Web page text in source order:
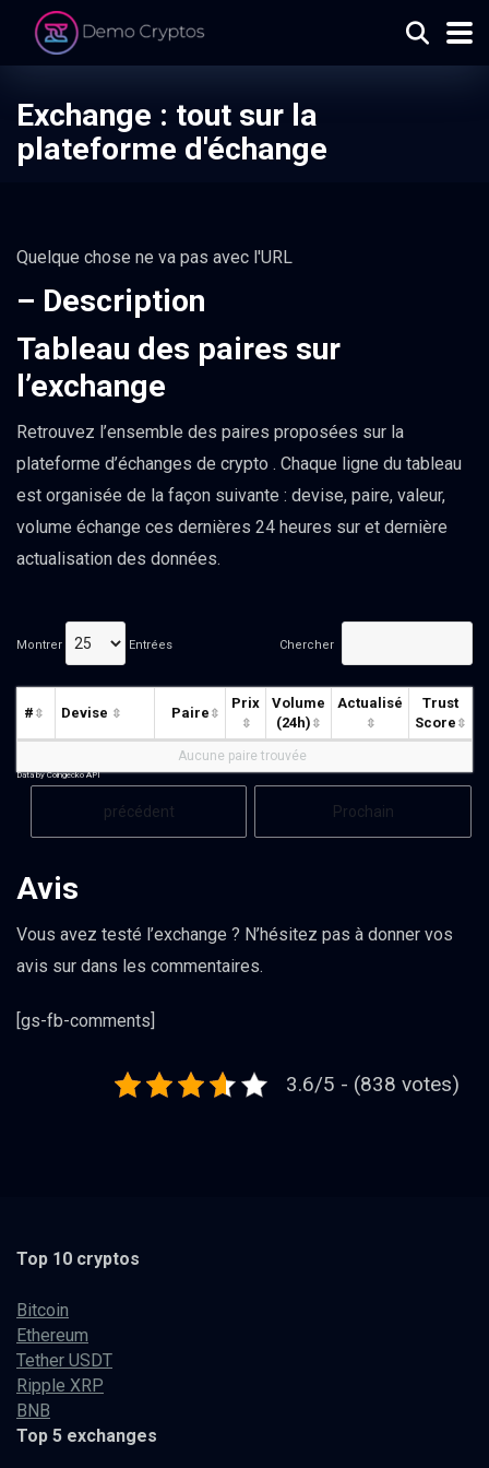
Exchange : tout sur la
plateforme d'échange
Quelque chose ne va pas avec l'URL
– Description
Tableau des paires sur
l’exchange
Retrouvez l’ensemble des paires proposées sur la
plateforme d’échanges de crypto . Chaque ligne du tableau
est organisée de la façon suivante : devise, paire, valeur,
volume échange ces dernières 24 heures sur et dernière
actualisation des données.
Montrer Entrées Chercher
précédent Prochain
# Devise Paire
Prix
Volume
(24h)
Actualisé
Trust
Score
Aucune paire trouvée
Data by Coingecko API
Avis
Vous avez testé l’exchange ? N’hésitez pas à donner vos
avis sur dans les commentaires.
[gs-fb-comments]
3.6/5 - (838 votes)
Top 10 cryptos
Bitcoin
Ethereum
Tether USDT
Ripple XRP
BNB
Top 5 exchanges